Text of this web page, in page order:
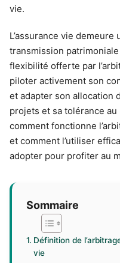
vie.
L’assurance vie demeure
transmission
flexibilité offerte par
piloter activement son
et adapter son allocation
projets et sa tolérance
comment fonctionne
et comment l’utiliser
adopter pour profiter au
Sommaire
Définition de
vie